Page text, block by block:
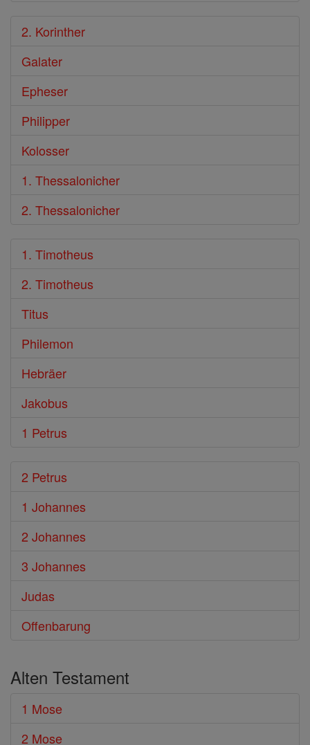
2. Korinther
Galater
Epheser
Philipper
Kolosser
1. Thessalonicher
2. Thessalonicher
1. Timotheus
2. Timotheus
Titus
Philemon
Hebräer
Jakobus
1 Petrus
2 Petrus
1 Johannes
2 Johannes
3 Johannes
Judas
Offenbarung
Alten Testament
1 Mose
2 Mose